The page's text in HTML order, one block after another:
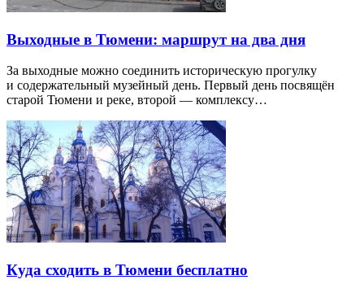
Выходные в Тюмени: маршрут на два дня
За выходные можно соединить историческую прогулку
и содержательный музейный день. Первый день посвящён
старой Тюмени и реке, второй — комплексу…
Куда сходить в Тюмени бесплатно